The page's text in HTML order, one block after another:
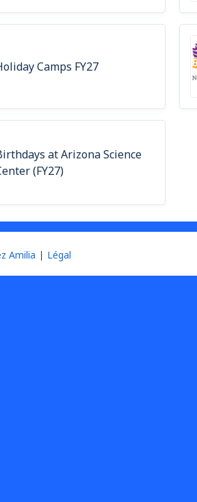
Camps FY27
at Arizona Science
(FY27)
Amilia Légal